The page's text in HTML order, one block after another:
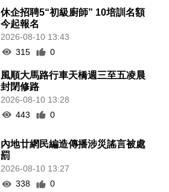
休企招聘5“初級廚師” 10培訓名額
今起報名
2026-08-10 13:43
315
0
風順大馬路行車天橋週三至五凌晨
封閉修路
2026-08-10 13:28
443
0
內地廿網民編造傳播涉災謠言被處
罰
2026-08-10 13:27
338
0